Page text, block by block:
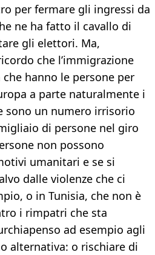
per fermare gli ingressi da
ne ha fatto il cavallo di
gli elettori. Ma,
che l’immigrazione
che hanno le persone per
a parte naturalmente i
sono un numero irrisorio
di persone nel giro
non possono
umanitari e se si
dalle violenze che ci
o in Tunisia, che non è
i rimpatri che sta
ad esempio agli
alternativa: o rischiare di